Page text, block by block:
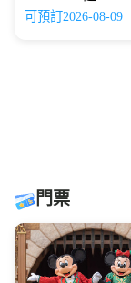
可預訂2026-08-09
門票